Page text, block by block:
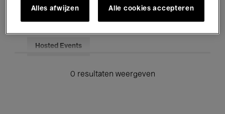
Onderwijs Rondleidingen
Hosted Events
0 resultaten weergeven
Alles afwijzen Alle cookies accepteren